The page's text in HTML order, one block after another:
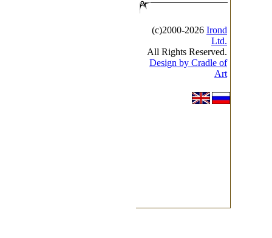
(с)2000-2026 Irond
Ltd.
All Rights Reserved.
Design by Cradle of
Art